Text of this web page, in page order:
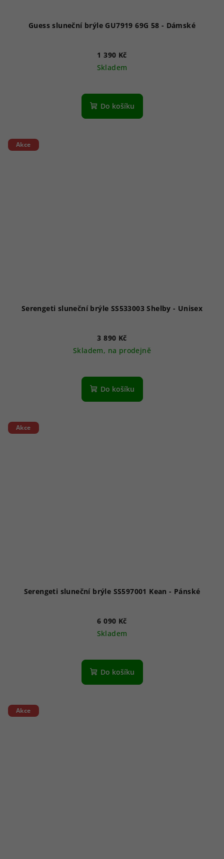
Guess sluneční brýle GU7919 69G 58 - Dámské
1 390 Kč
Skladem
Do košíku
Akce
Serengeti sluneční brýle SS533003 Shelby - Unisex
3 890 Kč
Skladem, na prodejně
Do košíku
Akce
Serengeti sluneční brýle SS597001 Kean - Pánské
6 090 Kč
Skladem
Do košíku
Akce